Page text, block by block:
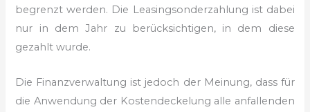
begrenzt werden. Die Leasingsonderzahlung ist dabei
nur in dem Jahr zu berücksichtigen, in dem diese
gezahlt wurde.
Die Finanzverwaltung ist jedoch der Meinung, dass für
die Anwendung der Kostendeckelung alle anfallenden